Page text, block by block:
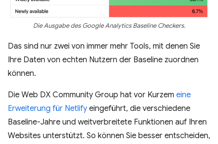
Die Ausgabe des Google Analytics Baseline Checkers.
Das sind nur zwei von immer mehr Tools, mit denen Sie
Ihre Daten von echten Nutzern der Baseline zuordnen
können.
Die Web DX Community Group hat vor Kurzem eine
Erweiterung für Netlify eingeführt, die verschiedene
Baseline-Jahre und weitverbreitete Funktionen auf Ihren
Websites unterstützt. So können Sie besser entscheiden,